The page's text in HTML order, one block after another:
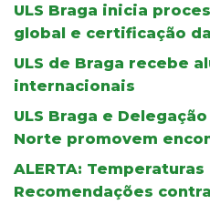
ULS Braga inicia
global e certificação
ULS de Braga recebe
internacionais
ULS Braga e
Norte promovem
ALERTA:
Recomendações